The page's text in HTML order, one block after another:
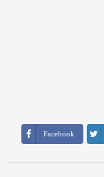
Facebook